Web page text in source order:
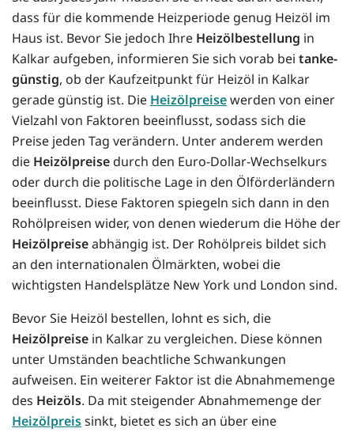
dass für die kommende Heizperiode genug Heizöl im
Haus ist. Bevor Sie jedoch Ihre Heizölbestellung in
Kalkar aufgeben, informieren Sie sich vorab bei tanke-
günstig, ob der Kaufzeitpunkt für Heizöl in Kalkar
gerade günstig ist. Die Heizölpreisewerden von einer
Vielzahl von Faktoren beeinflusst, sodass sich die
Preise jeden Tag verändern. Unter anderem werden
die Heizölpreise durch den Euro-Dollar-Wechselkurs
oder durch die politische Lage in den Ölförderländern
beeinflusst. Diese Faktoren spiegeln sich dann in den
Rohölpreisen wider, von denen wiederum die Höhe der
Heizölpreiseabhängig ist. Der Rohölpreis bildet sich
an den internationalen Ölmärkten, wobei die
wichtigsten Handelsplätze New York und London sind.
Bevor Sie Heizöl bestellen, lohnt es sich, die
Heizölpreise in Kalkar zu vergleichen. Diese können
unter Umständen beachtliche Schwankungen
aufweisen. Ein weiterer Faktor ist die Abnahmemenge
des Heizöls. Da mit steigender Abnahmemenge der
Heizölpreissinkt, bietet es sich an über eine